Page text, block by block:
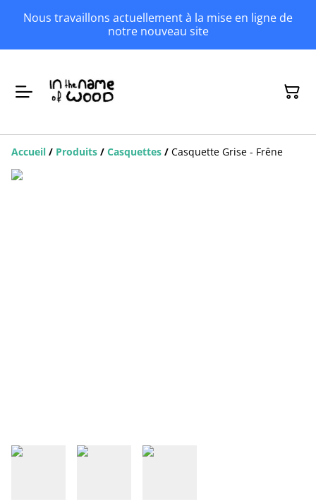
Nous travaillons actuellement à la mise en ligne de
notre nouveau site
Accueil / Produits / Casquettes / Casquette Grise - Frêne